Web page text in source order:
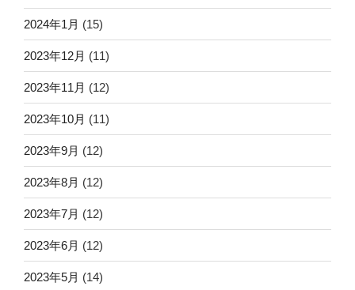
2024年1月 (15)
2023年12月 (11)
2023年11月 (12)
2023年10月 (11)
2023年9月 (12)
2023年8月 (12)
2023年7月 (12)
2023年6月 (12)
2023年5月 (14)